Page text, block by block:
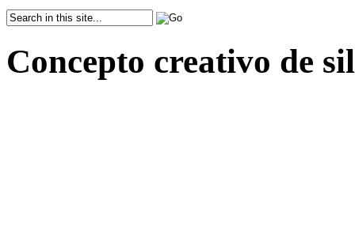
Concepto creativo de